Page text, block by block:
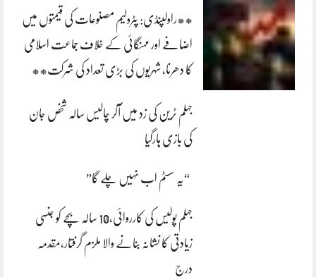
**راولپنڈی: پٹرولیم مصنوعات کی قیمتوں میں
اضافے اور مہنگائی کے خلاف جماعت اسلامی
کا دھرنا، شہریوں کی بڑی تعداد کی شرکت**
جہلم ٹرین کی زد میں آکر چالیس سالہ شخص جان
کی بازی ہارگیا
“یہ سسٹم اب نہیں چلے گا”
جہلم پولیس کی کارروائی،10 سالہ بچے کو جنسی
زیادتی کا نشانہ بنانے والا ملزم گرفتار،مقدمہ
درج